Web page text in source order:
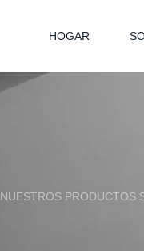
HOGAR
NUESTROS PRODUCTOS